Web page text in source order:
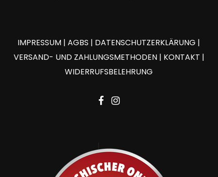
IMPRESSUM |AGBS | DATENSCHUTZERKLÄRUNG |
VERSAND- UND ZAHLUNGSMETHODEN| KONTAKT |
WIDERRUFSBELEHRUNG
facebook
instagram